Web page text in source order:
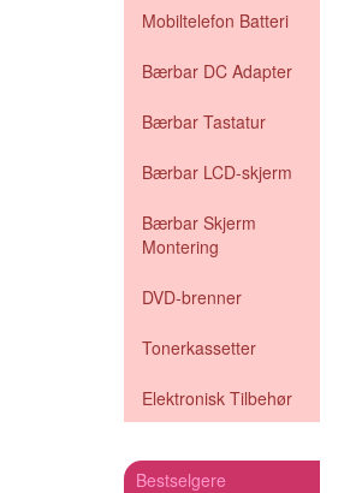
Mobiltelefon Batteri
Bærbar DC Adapter
Bærbar Tastatur
Bærbar LCD-skjerm
Bærbar Skjerm
Montering
DVD-brenner
Tonerkassetter
Elektronisk Tilbehør
Bestselgere